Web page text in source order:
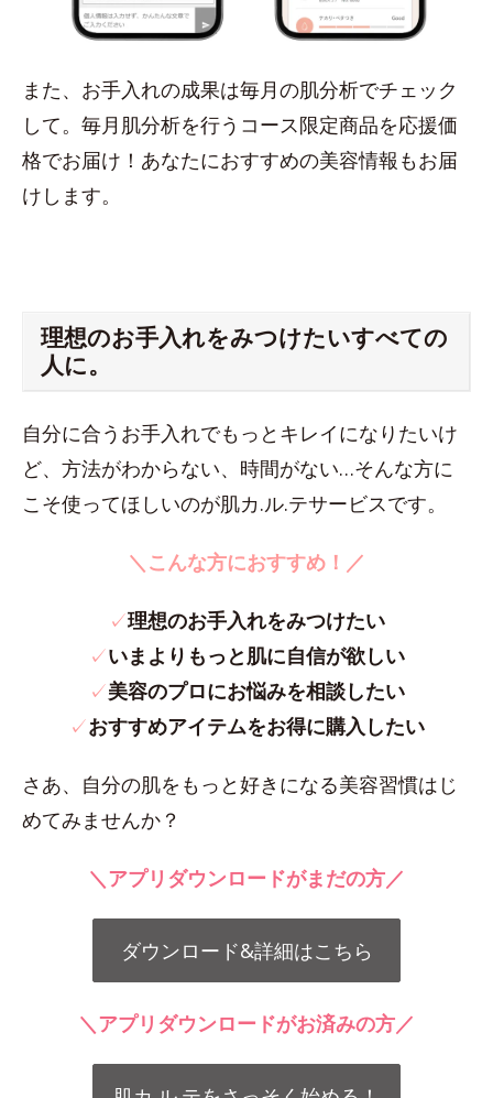
また、お手入れの成果は毎月の肌分析でチェック
して。毎月肌分析を行うコース限定商品を応援価
格でお届け！あなたにおすすめの美容情報もお届
けします。
理想のお手入れをみつけたいすべての
人に。
自分に合うお手入れでもっとキレイになりたいけ
ど、方法がわからない、時間がない…そんな方に
こそ使ってほしいのが肌カ.ル.テサービスです。
＼こんな方におすすめ！／
✓理想のお手入れをみつけたい
✓いまよりもっと肌に自信が欲しい
✓美容のプロにお悩みを相談したい
✓おすすめアイテムをお得に購入したい
さあ、自分の肌をもっと好きになる美容習慣はじ
めてみませんか？
＼アプリダウンロードがまだの方／
ダウンロード&詳細はこちら
＼アプリダウンロードがお済みの方／